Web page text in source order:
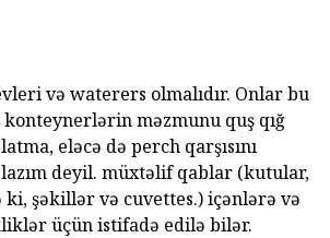
və waterers olmalıdır. Onlar bu
məzmunu quş qığ
eləcə də perch qarşısını
deyil. müxtəlif qablar (kutular,
ki, şəkillər və cuvettes.) içənlərə və
üçün istifadə edilə bilər.